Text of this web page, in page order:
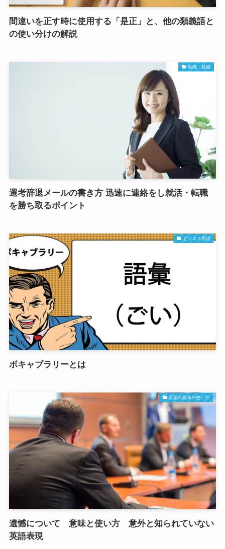
間違いを正す時に使用する「是正」と、他の類義語と
の使い分けの解説
転職・就職
選考辞退メールの書き方 迅速に連絡をし就活・転職
を勝ち取るポイント
ビジネス用語
ボキャブラリーとは
言葉の意味や使い方
遺憾について 意味と使い方 意外と知られていない
英語表現